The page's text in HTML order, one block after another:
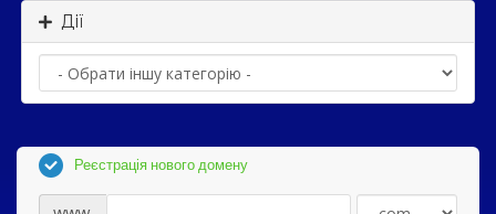
Дії
Реєстрація нового домену